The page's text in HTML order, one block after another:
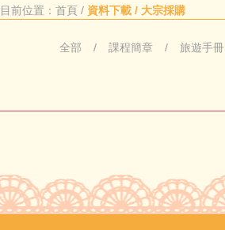
目前位置： 首頁 / 資料下載 / 大宗採購
全部 課程簡章 旅遊手冊